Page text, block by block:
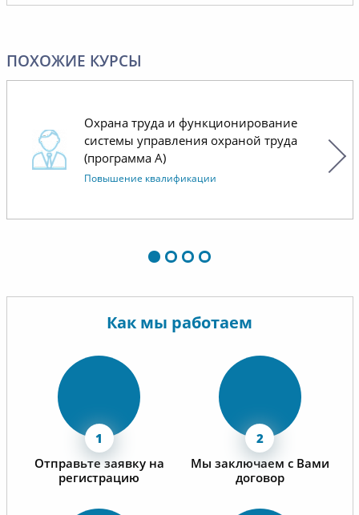
ПОХОЖИЕ КУРСЫ
Охрана труда и функционирование
системы управления охраной труда
(программа А)
Повышение квалификации
Как мы работаем
Отправьте заявку на
регистрацию
Мы заключаем с Вами
договор